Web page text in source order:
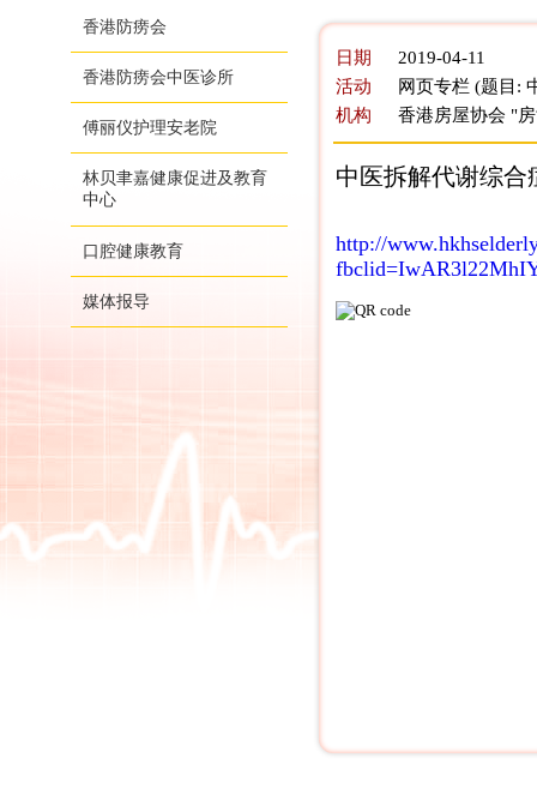
香港防痨会
香港防痨会中医诊所
傅丽仪护理安老院
林贝聿嘉健康促进及教育
中心
口腔健康教育
媒体报导
日期
2019-04-11
活动
网页专栏 (题目:
机构
香港房屋协会 "
中医拆解代谢综合
http://